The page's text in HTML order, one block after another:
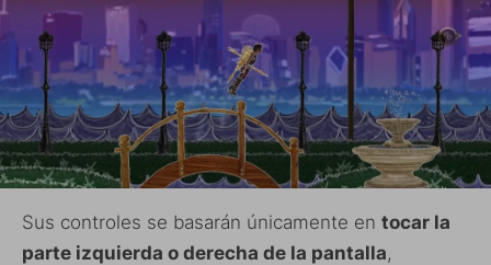
Sus controles se basarán únicamente en tocar la
parte izquierda o derecha de la pantalla,